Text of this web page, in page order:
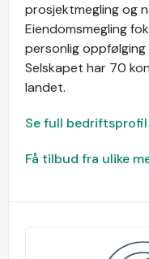
prosjektmegling og
Eiendomsmegling
personlig
Selskapet har 70
landet.
Se full bedriftsprofil
Få tilbud fra ulike